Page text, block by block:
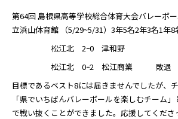
第64回 島根県高等学校総合体育大会バレー
立浜山体育館 （5/29~5/31）3年5名2年3名1年8
松江北 2ｰ0 津和野
松江北 0ｰ2 松江商業 敗退
目標であるベスト8には届きませんでしたが、
「県でいちばんバレーボールを楽しむチーム
で戦い抜くことができました。応援してくださ